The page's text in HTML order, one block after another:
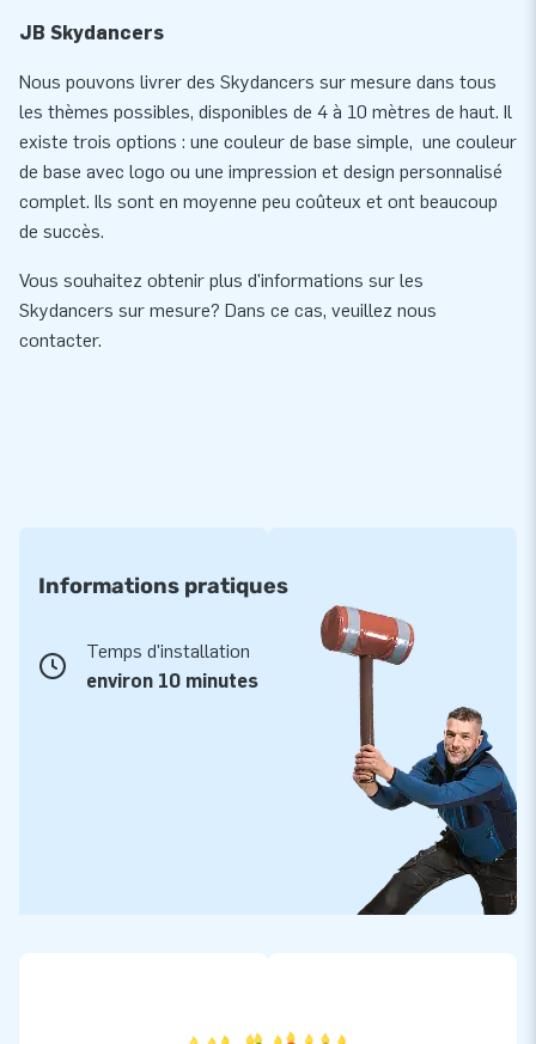
JB Skydancers
Nous pouvons livrer des Skydancers sur mesure dans tous
les thèmes possibles, disponibles de 4 à 10 mètres de haut. Il
existe trois options : une couleur de base simple, une couleur
de base avec logo ou une impression et design personnalisé
complet. Ils sont en moyenne peu coûteux et ont beaucoup
de succès.
Vous souhaitez obtenir plus d'informations sur les
Skydancers sur mesure? Dans ce cas, veuillez nous
contacter.
Informations pratiques
Temps d'installation
environ 10 minutes